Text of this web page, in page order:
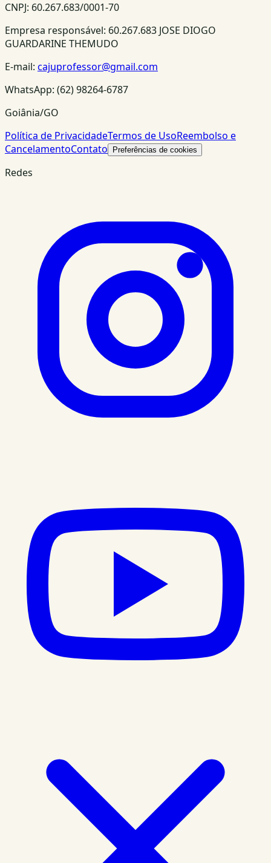
CNPJ: 60.267.683/0001-70
Empresa responsável: 60.267.683 JOSE DIOGO
GUARDARINE THEMUDO
E-mail: cajuprofessor@gmail.com
WhatsApp: (62) 98264-6787
Goiânia/GO
Política de PrivacidadeTermos de UsoReembolso e
CancelamentoContato Preferências de cookies
Redes